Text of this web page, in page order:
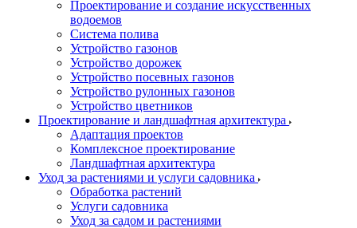
Проектирование и создание искусственных
водоемов
Система полива
Устройство газонов
Устройство дорожек
Устройство посевных газонов
Устройство рулонных газонов
Устройство цветников
Проектирование и ландшафтная архитектура
Адаптация проектов
Комплексное проектирование
Ландшафтная архитектура
Уход за растениями и услуги садовника
Обработка растений
Услуги садовника
Уход за садом и растениями